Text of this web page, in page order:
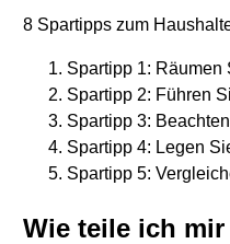
8 Spartipps zum
Spartipp 1: Räumen
Spartipp 2: Führen
Spartipp 3:
Spartipp 4: Legen
Spartipp 5:
Wie teile ich